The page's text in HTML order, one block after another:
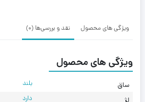
ویژگی های محصول نقد و بررسی‌ها (0)
ویژگی های محصول
ساق بلند
دارد